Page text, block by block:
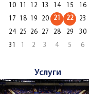
10 11 12 13 14 15
16
17
18 19 20 21 22
23
24
25 26 27 28 29
30
31
1 2 3 4 5 6
Услуги